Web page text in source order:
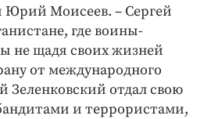
Юрий Моисеев. – Сергей
где воины-
не щадя своих жизней
от международного
Зеленковский отдал свою
и террористами,